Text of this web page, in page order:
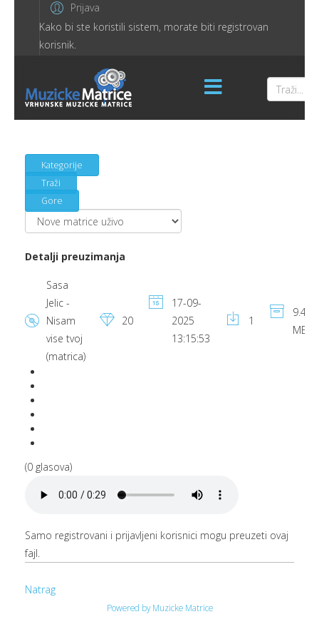
Prijava
Kako bi ste koristili sistem, morate biti registrovan
korisnik.
Kategorije
Traži
Gore
Detalji preuzimanja
Sasa
Jelic -
Nisam
vise tvoj
(matrica)
20
17-09-
2025
13:15:53
1
9.42
MB
(0 glasova)
Samo registrovani i prijavljeni korisnici mogu preuzeti ovaj
fajl.
Natrag
Powered by Muzicke Matrice